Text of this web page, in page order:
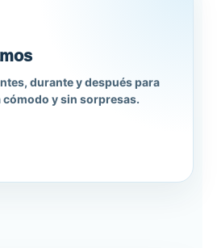
durante y después para
cómodo y sin sorpresas.